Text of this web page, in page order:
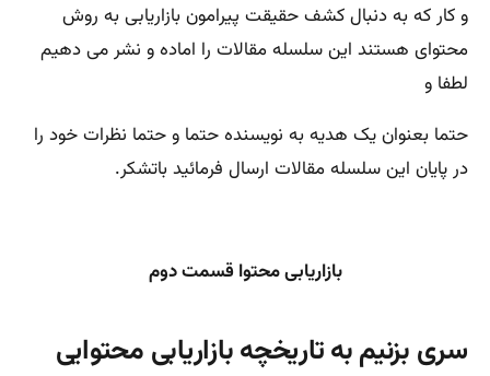
و کار که به دنبال کشف حقیقت پیرامون بازاریابی به روش
محتوای هستند این سلسله مقالات را اماده و نشر می دهیم
لطفا و
حتما بعنوان یک هدیه به نویسنده حتما و حتما نظرات خود را
در پایان این سلسله مقالات ارسال فرمائید باتشکر.
بازاریابی محتوا قسمت دوم
سری بزنیم به تاریخچه بازاریابی محتوایی